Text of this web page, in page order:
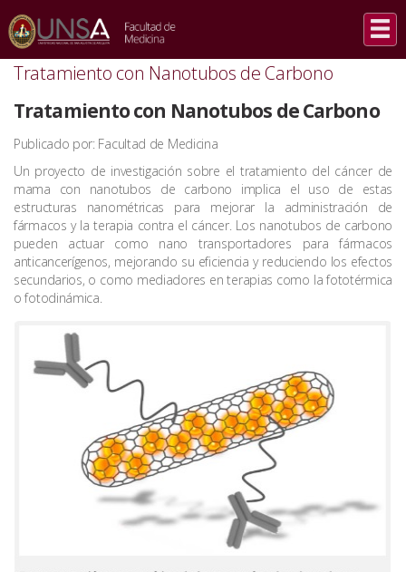
INICIO NOTICIAS TRATAMIENTO CON NANOTUBOS DE CARBONO
Tratamiento con Nanotubos de Carbono
Tratamiento con Nanotubos de Carbono
Publicado por: Facultad de Medicina
Un proyecto de investigación sobre el tratamiento del cáncer de
mama con nanotubos de carbono implica el uso de estas
estructuras nanométricas para mejorar la administración de
fármacos y la terapia contra el cáncer. Los nanotubos de carbono
pueden actuar como nano transportadores para fármacos
anticancerígenos, mejorando su eficiencia y reduciendo los efectos
secundarios, o como mediadores en terapias como la fototérmica
o fotodinámica.